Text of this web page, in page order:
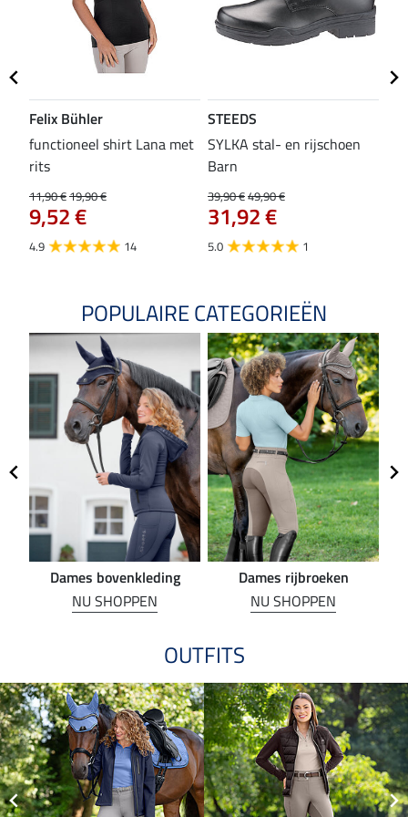
Felix Bühler
functioneel shirt Lana met
rits
11,90 €19,90 €
9,52 €
4.9 14
STEEDS
SYLKA stal- en rijschoen
Barn
39,90 €49,90 €
31,92 €
5.0 1
POPULAIRE CATEGORIEËN
Dames bovenkleding
NU SHOPPEN
Dames rijbroeken
NU SHOPPEN
OUTFITS